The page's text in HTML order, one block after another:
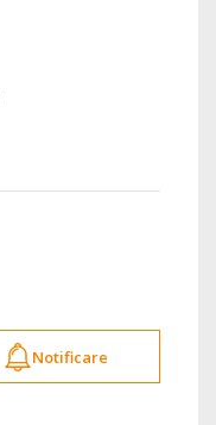
Notificare